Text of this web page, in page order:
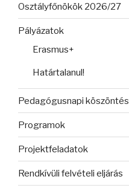
Osztályfőnökök 2026/27
Pályázatok
Erasmus+
Határtalanul!
Pedagógusnapi köszöntés
Programok
Projektfeladatok
Rendkívüli felvételi eljárás